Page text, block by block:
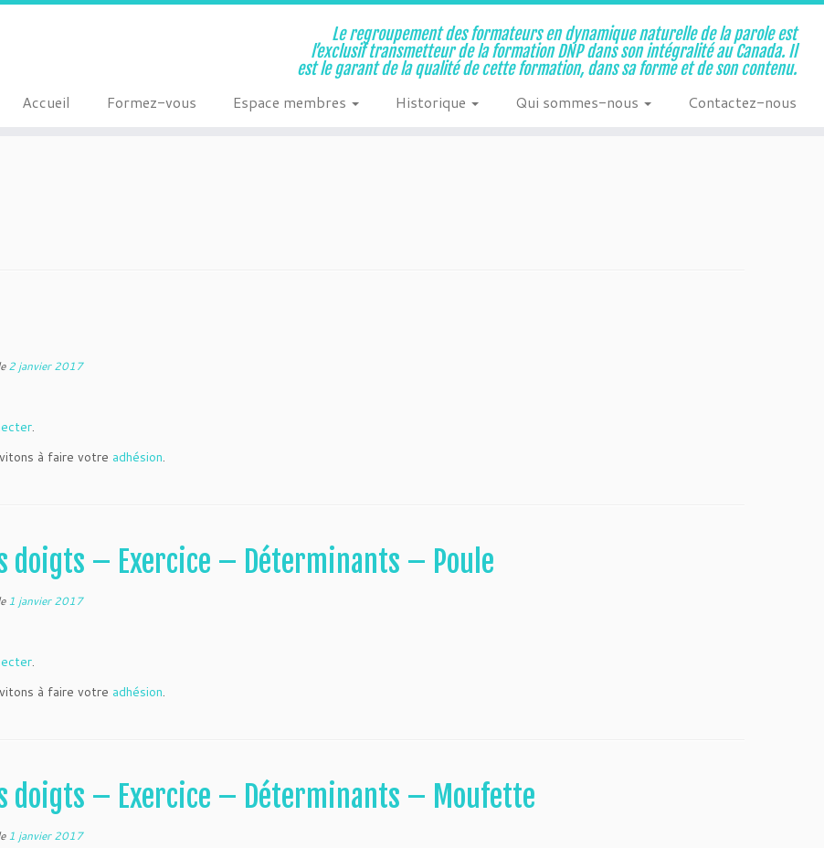
Le regroupement des formateurs en dynamique naturelle de la parole est
l’exclusif transmetteur de la formation DNP dans son intégralité au Canada. Il
est le garant de la qualité de cette formation, dans sa forme et de son contenu.
Accueil Formez-vous Espace membres Historique Qui sommes-nous Contactez-nous
2 janvier 2017
.
à faire votre adhésion.
doigts – Exercice – Déterminants – Poule
1 janvier 2017
.
à faire votre adhésion.
doigts – Exercice – Déterminants – Moufette
1 janvier 2017